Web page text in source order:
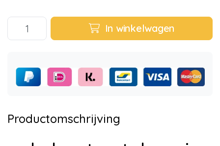
In winkelwagen
Productomschrijving